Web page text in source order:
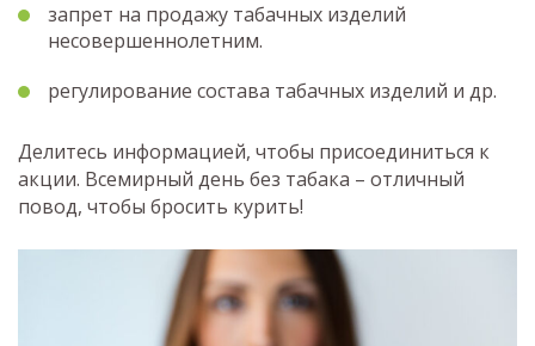
запрет на продажу табачных изделий
несовершеннолетним.
регулирование состава табачных изделий и др.
Делитесь информацией, чтобы присоединиться к
акции. Всемирный день без табака – отличный
повод, чтобы бросить курить!